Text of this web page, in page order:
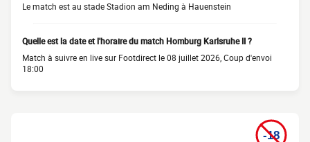
Le match est au stade Stadion am Neding à Hauenstein
Quelle est la date et l'horaire du match Homburg Karlsruhe II ?
Match à suivre en live sur Footdirect le 08 juillet 2026, Coup d'envoi
18:00